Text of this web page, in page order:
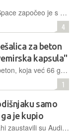
Kalifornijski startup GRU Space započeo je s prikupljanjem prijava za boravak u lunarnom hotelu, uz ambiciozan plan izgradnje i korištenje inovativnih tehnologija od 2032. godine
4
za beton
kapsula"
Kamionska miješalica za beton, koja već 66 godina leži uz cestu u Oklahomi, transformirana je u umjetničku instalaciju koja privlači posjetitelje – a sve je posljedica prometne nezgode iz 1959. godine
1
samo
je kupio
Policijski službenici u Omahi zaustavili su Audi S5 koji je vozio čak 214 km/h, mladi vozač je uhićen, automobil zaplijenjen, a njemu prijeti oduzimanje dozvole u trajanju do godine dana